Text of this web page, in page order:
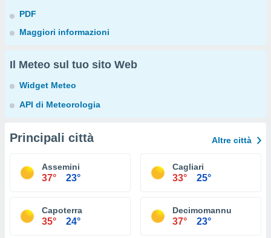
PDF
Maggiori informazioni
Il Meteo sul tuo sito Web
Widget Meteo
API di Meteorologia
Principali città Altre città
Assemini
37° 23°
Cagliari
33° 25°
Capoterra
35° 24°
Decimomannu
37° 23°